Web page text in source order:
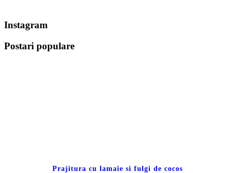
Instagram
Postari populare
Prajitura cu lamaie si fulgi de cocos